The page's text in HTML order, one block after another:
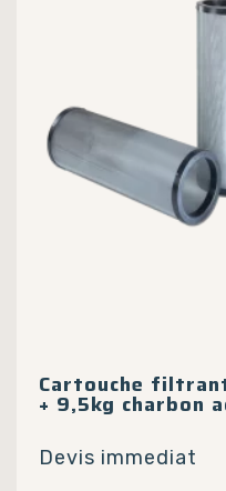
Cartouche
+ 9,5kg charbon
Devis immediat